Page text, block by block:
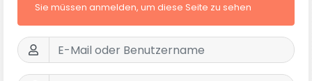
Sie müssen anmelden, um diese Seite zu sehen